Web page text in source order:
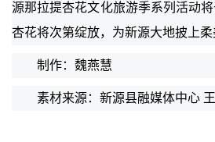
源那拉提杏花文化旅游季系列活动
杏花将次第绽放，为新源大地披上柔
制作：魏燕慧
素材来源：新源县融媒体中心